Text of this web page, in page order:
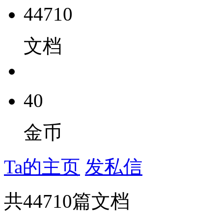
44710
文档
40
金币
Ta的主页 发私信
共44710篇文档